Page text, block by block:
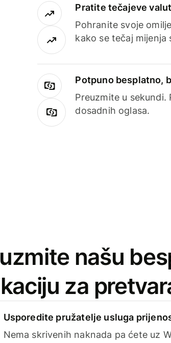
Pratite tečajeve
Pohranite svoje
kako se tečaj mijenja
Potpuno besplatno,
Preuzmite u sekundi.
dosadnih oglasa.
našu
za
Usporedite pružatelje usluga
Nema skrivenih naknada pa ćete uz